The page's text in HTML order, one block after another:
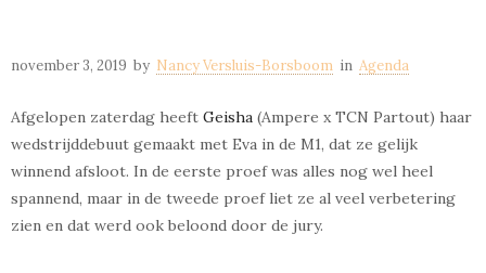
november 3, 2019 by Nancy Versluis-Borsboom in Agenda
Afgelopen zaterdag heeft Geisha (Ampere x TCN Partout) haar
wedstrijddebuut gemaakt met Eva in de M1, dat ze gelijk
winnend afsloot. In de eerste proef was alles nog wel heel
spannend, maar in de tweede proef liet ze al veel verbetering
zien en dat werd ook beloond door de jury.